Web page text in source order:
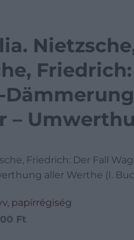
–
Friedrich: Der Fall
aller Werthe (I.
papírrégiség
Ft